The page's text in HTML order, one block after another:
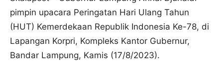
pimpin upacara Peringatan Hari Ulang Tahun
(HUT) Kemerdekaan Republik Indonesia Ke-78, di
Lapangan Korpri, Kompleks Kantor Gubernur,
Bandar Lampung, Kamis (17/8/2023).